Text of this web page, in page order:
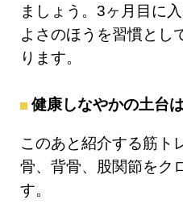
ましょう。3ヶ月目に
よさのほうを習慣とし
ります。
健康しなやかの土台
このあと紹介する筋ト
骨、背骨、股関節をク
す。